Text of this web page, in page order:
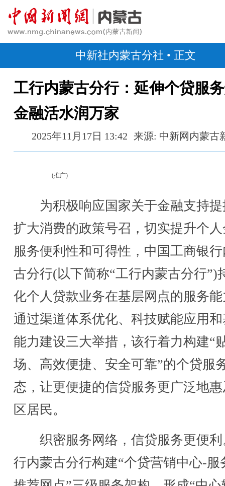
中新社内蒙古分社 • 正文
工行内蒙古分行：延伸个贷服
金融活水润万家
2025年11月17日 13:42 来源: 中新网内蒙古
(推广)
为积极响应国家关于金融支持提
扩大消费的政策号召，切实提升个
服务便利性和可得性，中国工商银
古分行(以下简称“工行内蒙古分行”)
化个人贷款业务在基层网点的服务
通过渠道体系优化、科技赋能应用
能力建设三大举措，该行着力构建“
场、高效便捷、安全可靠”的个贷服
态，让更便捷的信贷服务更广泛地
区居民。
织密服务网络，信贷服务更便利
行内蒙古分行构建“个贷营销中心-服